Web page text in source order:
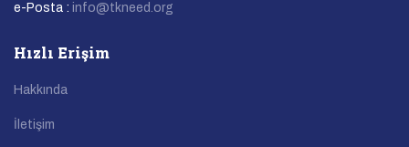
e-Posta : info@tkneed.org
Hızlı Erişim
Hakkında
İletişim